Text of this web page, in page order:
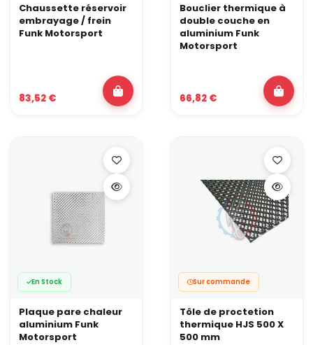
Chaussette réservoir
embrayage / frein
Funk Motorsport
83,52 €
Bouclier thermique à
double couche en
aluminium Funk
Motorsport
66,82 €
En Stock
Plaque pare chaleur
aluminium Funk
Motorsport
Sur commande
Tôle de proctetion
thermique HJS 500 X
500 mm